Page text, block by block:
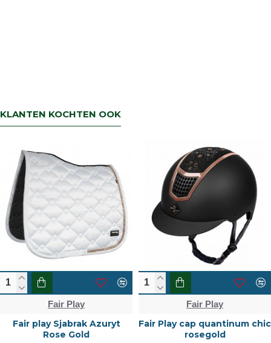
KLANTEN KOCHTEN OOK
Fair Play
Fair play Sjabrak Azuryt
Rose Gold
Fair Play
Fair Play cap quantinum chic
rosegold